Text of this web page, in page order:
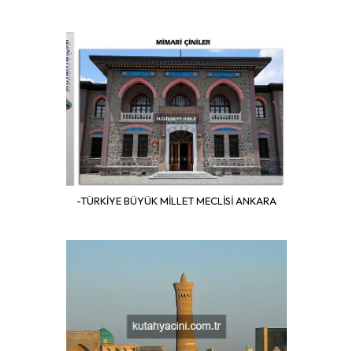
-TÜRKİYE BÜYÜK MİLLET MECLİSİ ANKARA